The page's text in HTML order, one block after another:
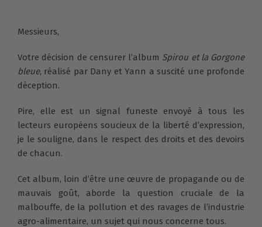
Messieurs,
Votre décision de censurer l’album Spirou et la Gorgone
bleue, réalisé par Dany et Yann a suscité une profonde
déception.
Pire, elle est un signal funeste envoyé à tous les
lecteurs européens soucieux de la liberté d’expression,
je le souligne, dans le respect des droits et des devoirs
de chacun.
Cet album, loin d’être une œuvre de propagande ou de
mauvais goût, aborde la question cruciale de la
malbouffe, de la pollution et des ravages de l’industrie
agro-alimentaire, un sujet qui nous concerne tous.